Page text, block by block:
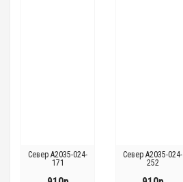
Север A2035-024-
171
Север A2035-024-
252